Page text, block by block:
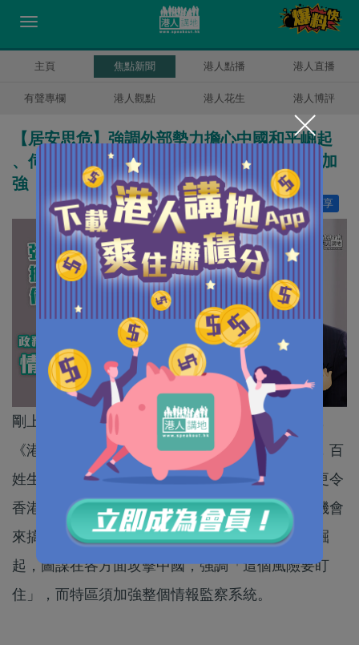
主頁 焦點新聞 港人點播 港人直播
有聲專欄 港人觀點 港人花生 港人博評
【居安思危】強調外部勢力擔心中國和平崛起
、伺機在港搞破壞 李家超：情報監察系統須加
強
分享
讚好 85
剛上任政務司司長的李家超接受央視專訪時表示，
《港區國安法》實施一年來，香港社會趨於穩定，百
姓生活回歸常態，完善香港選舉制度條例的通過更令
香港未來充滿希望。他認為「外部勢力仍然等待機會
來搞破壞」，形容很多國家擔心中國強大、和平崛
起，圖謀在各方面攻擊中國，強調「這個風險要盯
住」，而特區須加強整個情報監察系統。